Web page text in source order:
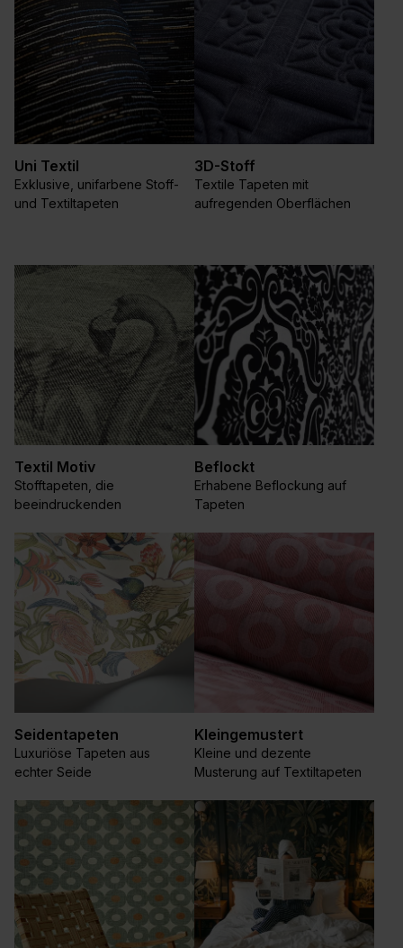
Uni Textil
Exklusive, unifarbene Stoff-
und Textiltapeten
3D-Stoff
Textile Tapeten mit
aufregenden Oberflächen
Textil Motiv
Stofftapeten, die
beeindruckenden
Beflockt
Erhabene Beflockung auf
Tapeten
Seidentapeten
Luxuriöse Tapeten aus
echter Seide
Kleingemustert
Kleine und dezente
Musterung auf Textiltapeten